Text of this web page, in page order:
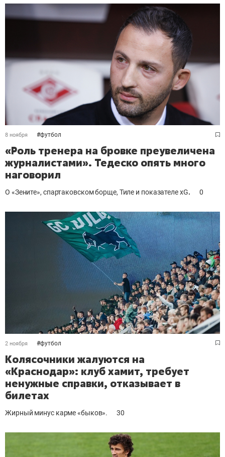
8 ноября #футбол
«Роль тренера на бровке преувеличена
журналистами». Тедеско опять много
наговорил
О «Зените», спартаковском борще, Тиле и показателеxG. 0
2 ноября #футбол
Колясочники жалуются на
«Краснодар»: клуб хамит, требует
ненужные справки, отказывает в
билетах
Жирный минус карме «быков». 30